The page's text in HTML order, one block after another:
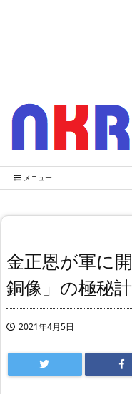
メニュー
金正恩が軍に
銅像」の極秘
2021年4月5日